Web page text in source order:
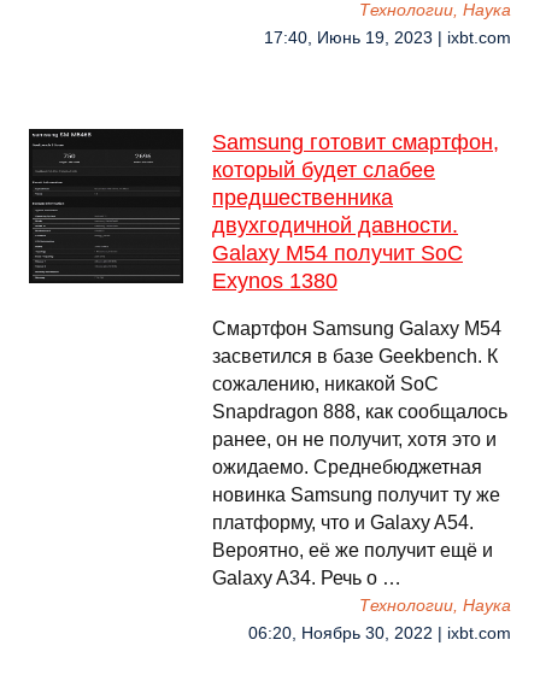
Технологии, Наука
17:40, Июнь 19, 2023 | ixbt.com
Samsung готовит смартфон,
который будет слабее
предшественника
двухгодичной давности.
Galaxy M54 получит SoC
Exynos 1380
Смартфон Samsung Galaxy M54
засветился в базе Geekbench. К
сожалению, никакой SoC
Snapdragon 888, как сообщалось
ранее, он не получит, хотя это и
ожидаемо. Среднебюджетная
новинка Samsung получит ту же
платформу, что и Galaxy A54.
Вероятно, её же получит ещё и
Galaxy A34. Речь о …
Технологии, Наука
06:20, Ноябрь 30, 2022 | ixbt.com